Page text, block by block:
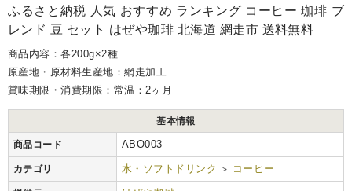
ふるさと納税 人気 おすすめ ランキング コーヒー 珈琲 ブ
レンド 豆 セット はぜや珈琲 北海道 網走市 送料無料
商品内容：各200g×2種
原産地・原材料生産地：網走加工
賞味期限・消費期限：常温：2ヶ月
基本情報
商品コード ABO003
カテゴリ 水・ソフトドリンク > コーヒー